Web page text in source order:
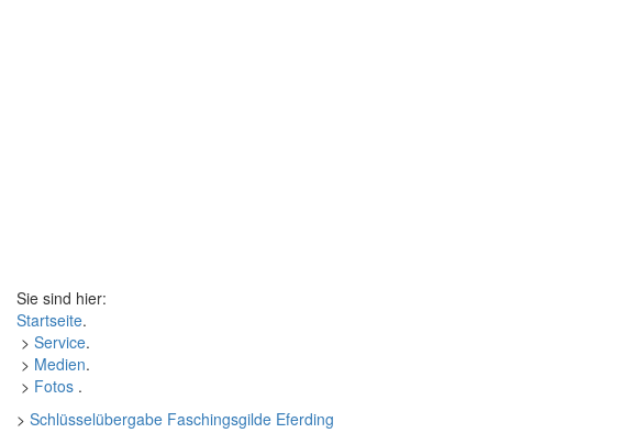
Sie sind hier:
Startseite.
> Service.
> Medien.
> Fotos .
> Schlüsselübergabe Faschingsgilde Eferding